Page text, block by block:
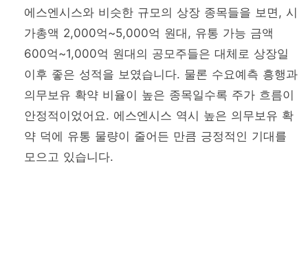
에스엔시스와 비슷한 규모의 상장 종목들을 보면, 시
가총액 2,000억~5,000억 원대, 유통 가능 금액
600억~1,000억 원대의 공모주들은 대체로 상장일
이후 좋은 성적을 보였습니다. 물론 수요예측 흥행과
의무보유 확약 비율이 높은 종목일수록 주가 흐름이
안정적이었어요. 에스엔시스 역시 높은 의무보유 확
약 덕에 유통 물량이 줄어든 만큼 긍정적인 기대를
모으고 있습니다.